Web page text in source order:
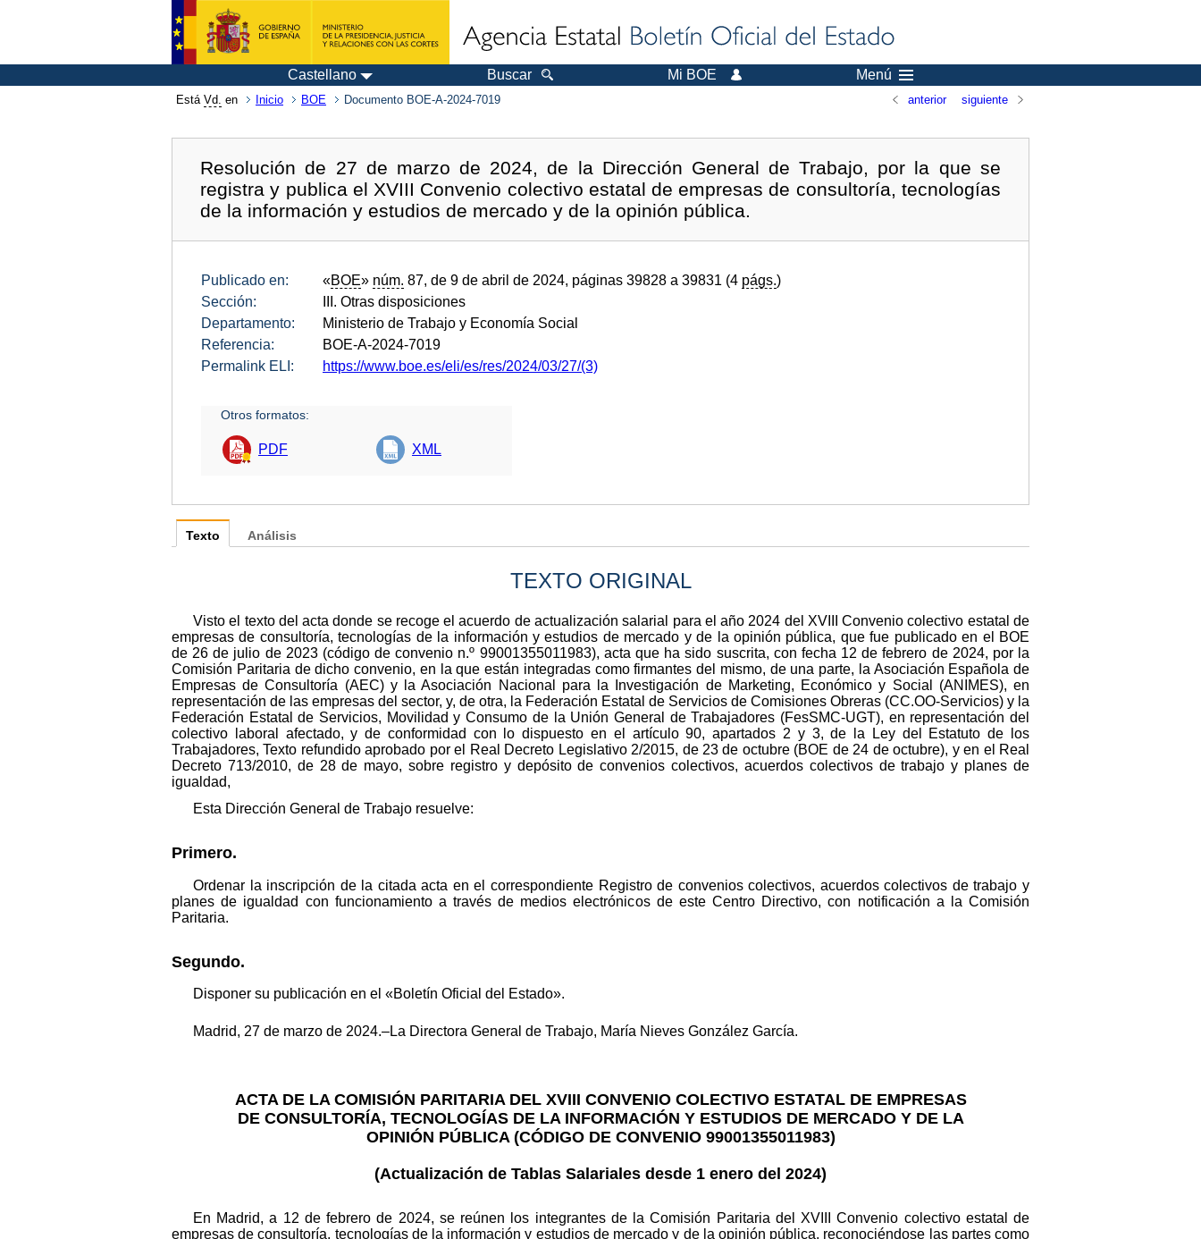
Castellano Buscar Mi BOE Menú
Está Vd. en Inicio BOE Documento BOE-A-2024-7019 anterior siguiente
Resolución de 27 de marzo de 2024, de la Dirección General de Trabajo, por la que se
registra y publica el XVIII Convenio colectivo estatal de empresas de consultoría, tecnologías
de la información y estudios de mercado y de la opinión pública.
Publicado en: «BOE» núm. 87, de 9 de abril de 2024, páginas 39828 a 39831 (4 págs.)
Sección:
III. Otras disposiciones
Departamento:
Ministerio de Trabajo y Economía Social
Referencia:
BOE-A-2024-7019
Permalink ELI:
https://www.boe.es/eli/es/res/2024/03/27/(3)
Otros formatos:
PDF XML
Texto
TEXTO ORIGINAL
Visto el texto del acta donde se recoge el acuerdo de actualización salarial para el año 2024 del XVIII Convenio colectivo estatal de
empresas de consultoría, tecnologías de la información y estudios de mercado y de la opinión pública, que fue publicado en el BOE
de 26 de julio de 2023 (código de convenio n.º 99001355011983), acta que ha sido suscrita, con fecha 12 de febrero de 2024, por la
Comisión Paritaria de dicho convenio, en la que están integradas como firmantes del mismo, de una parte, la Asociación Española de
Empresas de Consultoría (AEC) y la Asociación Nacional para la Investigación de Marketing, Económico y Social (ANIMES), en
representación de las empresas del sector, y, de otra, la Federación Estatal de Servicios de Comisiones Obreras (CC.OO-Servicios) y la
Federación Estatal de Servicios, Movilidad y Consumo de la Unión General de Trabajadores (FesSMC-UGT), en representación del
colectivo laboral afectado, y de conformidad con lo dispuesto en el artículo 90, apartados 2 y 3, de la Ley del Estatuto de los
Trabajadores, Texto refundido aprobado por el Real Decreto Legislativo 2/2015, de 23 de octubre (BOE de 24 de octubre), y en el Real
Decreto 713/2010, de 28 de mayo, sobre registro y depósito de convenios colectivos, acuerdos colectivos de trabajo y planes de
igualdad,
Esta Dirección General de Trabajo resuelve:
Primero.
Ordenar la inscripción de la citada acta en el correspondiente Registro de convenios colectivos, acuerdos colectivos de trabajo y
planes de igualdad con funcionamiento a través de medios electrónicos de este Centro Directivo, con notificación a la Comisión
Paritaria.
Segundo.
Disponer su publicación en el «Boletín Oficial del Estado».
Madrid, 27 de marzo de 2024.–La Directora General de Trabajo, María Nieves González García.
ACTA DE LA COMISIÓN PARITARIA DEL XVIII CONVENIO COLECTIVO ESTATAL DE EMPRESAS
DE CONSULTORÍA, TECNOLOGÍAS DE LA INFORMACIÓN Y ESTUDIOS DE MERCADO Y DE LA
OPINIÓN PÚBLICA (CÓDIGO DE CONVENIO 99001355011983)
(Actualización de Tablas Salariales desde 1 enero del 2024)
En Madrid, a 12 de febrero de 2024, se reúnen los integrantes de la Comisión Paritaria del XVIII Convenio colectivo estatal de
empresas de consultoría, tecnologías de la información y estudios de mercado y de la opinión pública, reconociéndose las partes como
Análisis